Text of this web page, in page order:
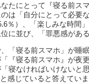
たにとって『寝る前ス
のは「自分にとって必要
％）、「楽しみな時間
に並び、「罪悪感があ
「寝る前スマホ」が睡
『寝る前スマホ』が夜
寝なければいけないと
と感じていると答えていま